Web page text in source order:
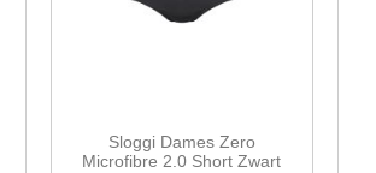
Sloggi Dames Zero
Microfibre 2.0 Short Zwart